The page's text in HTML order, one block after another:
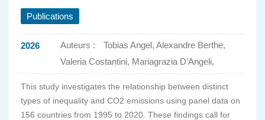
Publications
2026 Auteurs :
Tobias Angel, Alexandre Berthe,
Valeria Costantini, Mariagrazia D’Angeli,
This study investigates the relationship between distinct
types of inequality and CO2 emissions using panel data on
156 countries from 1995 to 2020. These findings call for